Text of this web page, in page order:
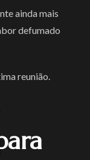
ainda mais
defumado
reunião.